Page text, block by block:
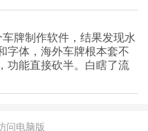
牌制作软件，结果发现水
字体，海外车牌根本套不
功能直接砍半。白瞎了流
问电脑版